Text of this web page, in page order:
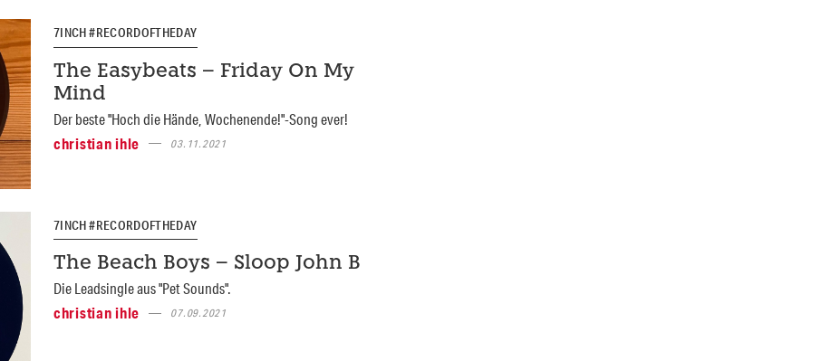
7INCH #RECORDOFTHEDAY
The Easybeats – Friday On My
Mind
Der beste "Hoch die Hände, Wochenende!"-Song ever!
christian ihle
03.11.2021
7INCH #RECORDOFTHEDAY
The Beach Boys – Sloop John B
Die Leadsingle aus "Pet Sounds".
christian ihle
07.09.2021